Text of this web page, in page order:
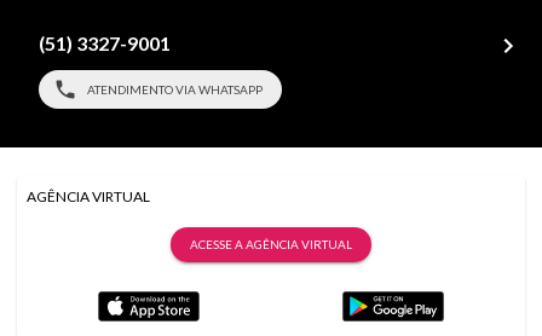
(51) 3327-9001
ATENDIMENTO VIA WHATSAPP
AGÊNCIA VIRTUAL
ACESSE A AGÊNCIA VIRTUAL